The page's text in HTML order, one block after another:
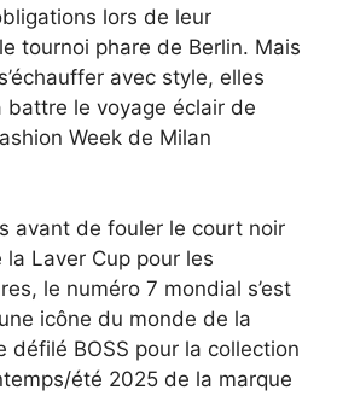
lors de leur
tournoi phare de Berlin. Mais
avec style, elles
battre le voyage éclair de
Week de Milan
avant de fouler le court noir
Laver Cup pour les
le numéro 7 mondial s’est
icône du monde de la
défilé BOSS pour la collection
été 2025 de la marque